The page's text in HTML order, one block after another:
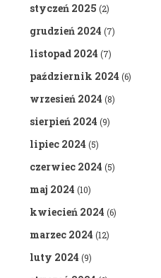
styczeń 2025 (2)
grudzień 2024 (7)
listopad 2024 (7)
październik 2024 (6)
wrzesień 2024 (8)
sierpień 2024 (9)
lipiec 2024 (5)
czerwiec 2024 (5)
maj 2024 (10)
kwiecień 2024 (6)
marzec 2024 (12)
luty 2024 (9)